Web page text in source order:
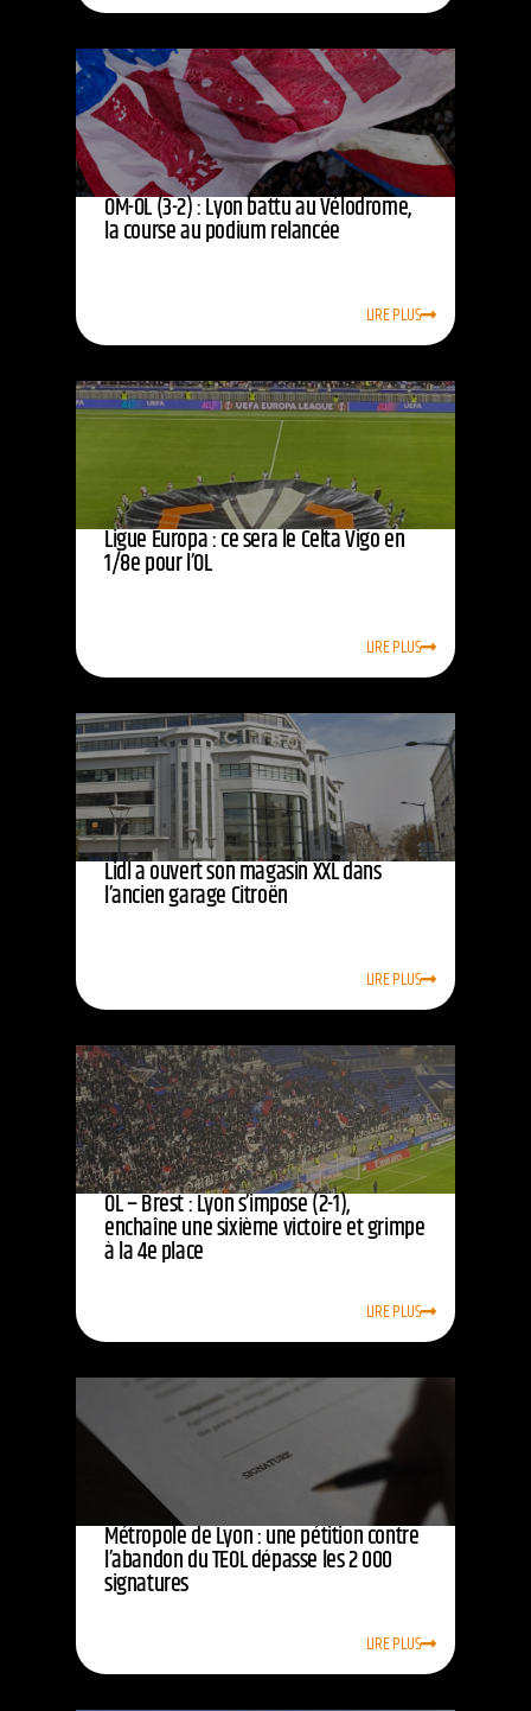
OM-OL (3-2) : Lyon battu au Vélodrome,
la course au podium relancée
LIRE PLUS
Ligue Europa : ce sera le Celta Vigo en
1/8e pour l’OL
LIRE PLUS
Lidl a ouvert son magasin XXL dans
l’ancien garage Citroën
LIRE PLUS
OL – Brest : Lyon s’impose (2-1),
enchaîne une sixième victoire et grimpe
à la 4e place
LIRE PLUS
Métropole de Lyon : une pétition contre
l’abandon du TEOL dépasse les 2 000
signatures
LIRE PLUS